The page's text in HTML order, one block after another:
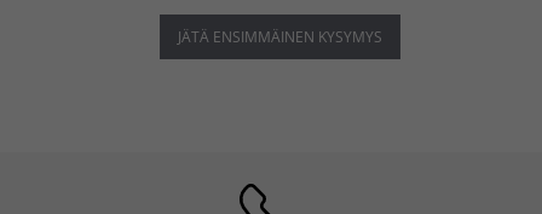
JÄTÄ ENSIMMÄINEN KYSYMYS